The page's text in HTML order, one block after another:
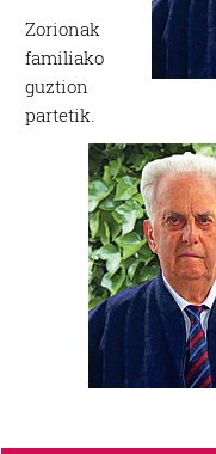
Zorionak
familiako
guztion
partetik.